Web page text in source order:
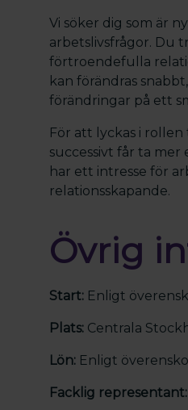
Vi söker dig som är
arbetslivsfrågor. Du
förtroendefulla
kan förändras
förändringar på ett
För att lyckas i
successivt får ta
har ett intresse för
relationsskapande.
Övrig
Start: Enligt
Plats: Centrala
Lön: Enligt
Facklig representant: